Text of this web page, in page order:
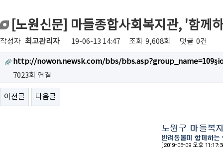
[노원신문] 마들종합사회복지관, '함께
작성자 최고관리자 19-06-13 14:47 조회 9,608회 댓글 0건
http://nowon.newsk.com/bbs/
7023회 연결
이전글 다음글